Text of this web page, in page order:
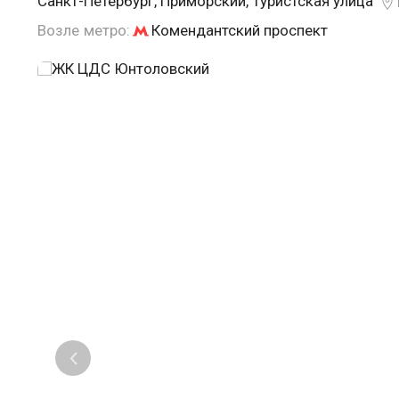
Возле метро:
Комендантский проспект